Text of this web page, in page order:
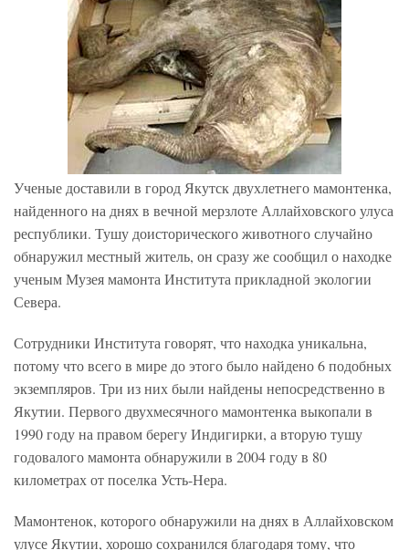
Ученые доставили в город Якутск двухлетнего мамонтенка,
найденного на днях в вечной мерзлоте Аллайховского улуса
республики. Тушу доисторического животного случайно
обнаружил местный житель, он сразу же сообщил о находке
ученым Музея мамонта Института прикладной экологии
Севера.
Сотрудники Института говорят, что находка уникальна,
потому что всего в мире до этого было найдено 6 подобных
экземпляров. Три из них были найдены непосредственно в
Якутии. Первого двухмесячного мамонтенка выкопали в
1990 году на правом берегу Индигирки, а вторую тушу
годовалого мамонта обнаружили в 2004 году в 80
километрах от поселка Усть-Нера.
Мамонтенок, которого обнаружили на днях в Аллайховском
улусе Якутии, хорошо сохранился благодаря тому, что